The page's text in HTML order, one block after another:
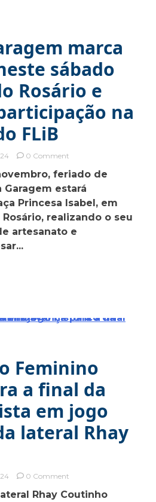
marca
sábado
Rosário e
na
FLiB
0 Commenton
na
Garagem
marca
presença
neste
sábado
na
FLiB
feriado de
Garagem estará
Princesa Isabel, em
realizando o seu
artesanato e
Feminino
a final da
em jogo
lateral Rhay
0 Commenton
Feminino
Rhay Coutinho